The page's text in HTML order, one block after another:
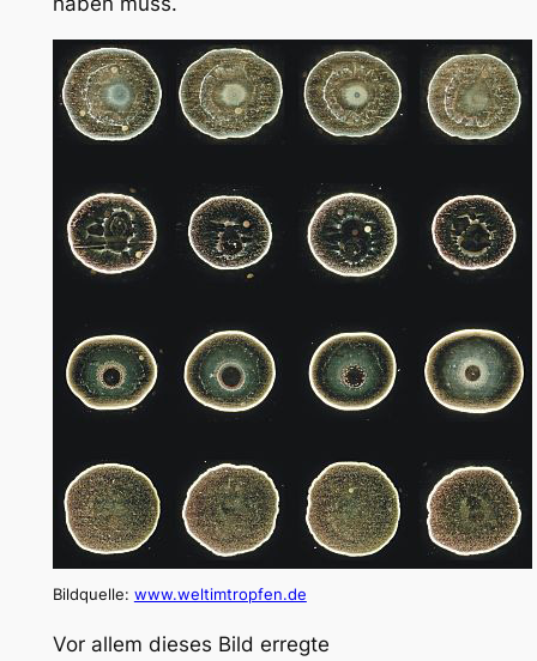
Bildquelle: www.weltimtropfen.de
Vor allem dieses Bild erregte